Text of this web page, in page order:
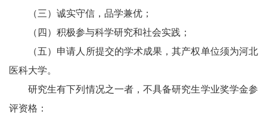
（三）诚实守信，品学兼优；
（四）积极参与科学研究和社会实践；
（五）申请人所提交的学术成果，其产权单位须为河北
医科大学。
研究生有下列情况之一者，不具备研究生学业奖学金参
评资格：